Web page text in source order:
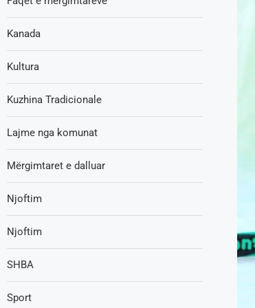
Kanada
Kultura
Kuzhina Tradicionale
Lajme nga komunat
Mërgimtaret e dalluar
Njoftim
Njoftim
SHBA
Sport